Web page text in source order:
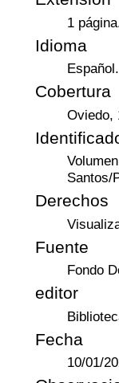
1
Idioma
Español.
Cobertura
Oviedo,
Santos/
Derechos
Fuente
Fondo
editor
Fecha
10/01/